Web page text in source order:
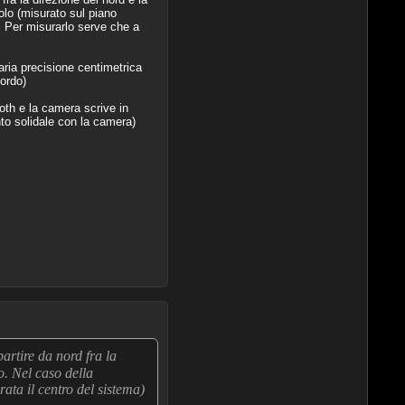
(misurato sul piano
misurarlo serve che a
precisione centimetrica
e la camera scrive in
solidale con la camera)
da nord fra la
Nel caso della
il centro del sistema)